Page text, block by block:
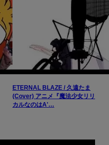
ETERNAL BLAZE / 久遠たま
(Cover) アニメ『魔法少女リリ
カルなのはA'…